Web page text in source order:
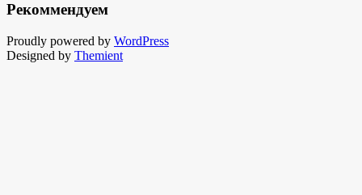
Рекоммендуем
Proudly powered by WordPress
Designed by Themient